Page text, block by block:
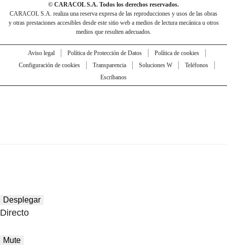
© CARACOL S.A. Todos los derechos reservados.
CARACOL S.A. realiza una reserva expresa de las reproducciones y usos de las obras
y otras prestaciones accesibles desde este sitio web a medios de lectura mecánica u otros
medios que resulten adecuados.
Aviso legal Política de Protección de Datos
Política de cookies
Configuración de cookies
Transparencia Soluciones W
Teléfonos
Escríbanos
Desplegar
Directo
Mute